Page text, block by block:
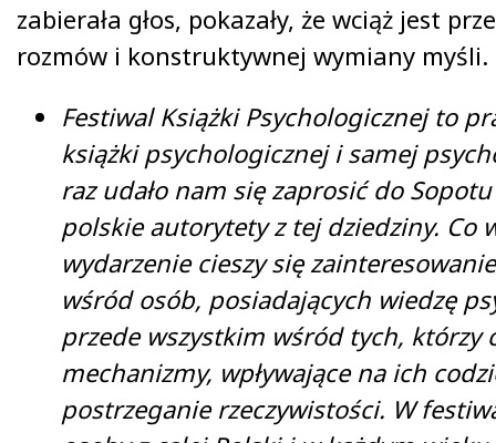
zabierała głos, pokazały, że wciąż jest
rozmów i konstruktywnej wymiany myśli.
Festiwal Książki Psychologicznej to
książki psychologicznej i samej
raz udało nam się zaprosić do
polskie autorytety z tej dziedziny. Co
wydarzenie cieszy się
wśród osób, posiadających wiedzę
przede wszystkim wśród tych, którzy
mechanizmy, wpływające na ich
postrzeganie rzeczywistości. W